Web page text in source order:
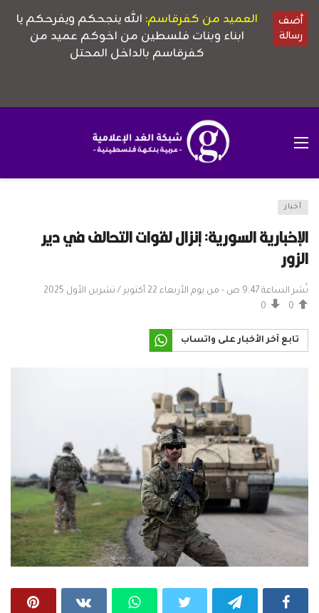
أخبار
الإخبارية السورية: إنزال لقوات التحالف في دير
الزور
نُشر الساعة 9:47 ص - من يوم الأربعاء 22 أكتوبر / تشرين الأول 2025
0
0
تابع آخر الأخبار على واتساب